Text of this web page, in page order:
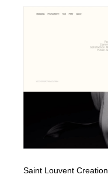
Saint Louvent Creation